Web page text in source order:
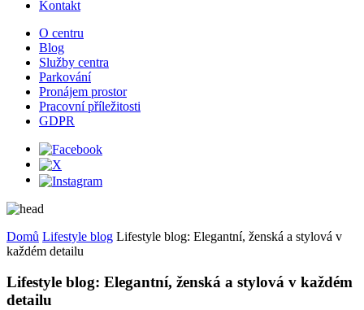
Kontakt
O centru
Blog
Služby centra
Parkování
Pronájem prostor
Pracovní příležitosti
GDPR
Domů Lifestyle blog Lifestyle blog: Elegantní, ženská a stylová v
každém detailu
Lifestyle blog: Elegantní, ženská a stylová v každém
detailu